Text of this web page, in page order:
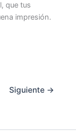
que tus
impresión.
Siguiente →